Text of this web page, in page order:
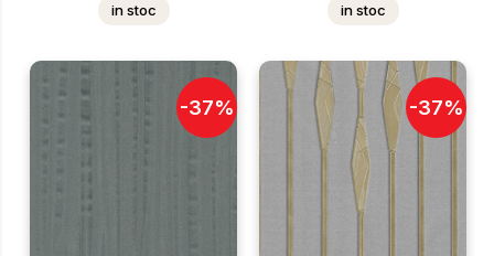
in stoc in stoc
-37% -37%